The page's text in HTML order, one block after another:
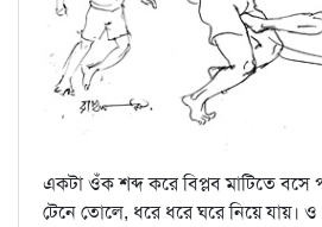
একটা ওঁক শব্দ করে বিপ্লব মাটিতে
টেনে তোলে, ধরে ধরে ঘরে নিয়ে যায়।